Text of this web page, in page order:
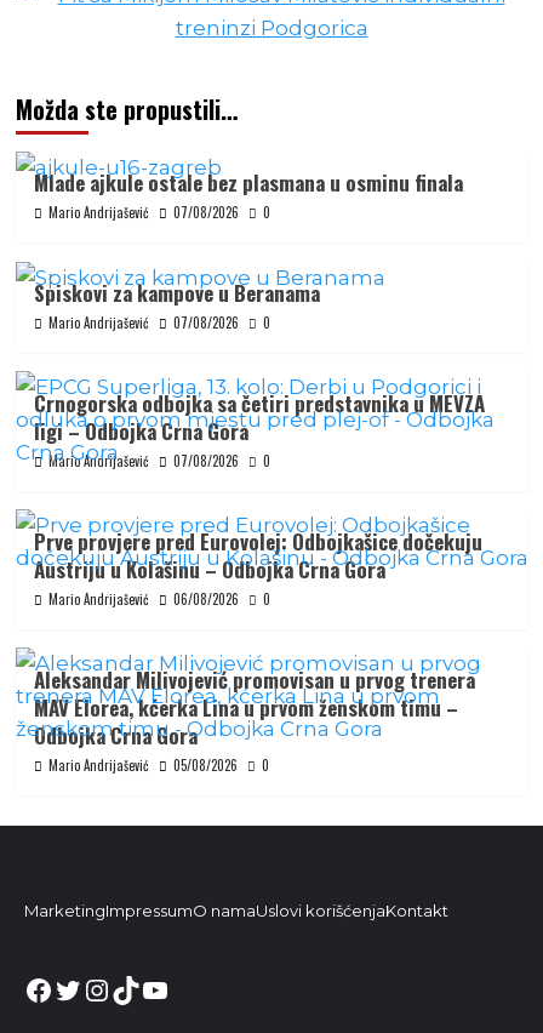
Možda ste propustili…
Mlade ajkule ostale bez plasmana u osminu finala
Mario Andrijašević 07/08/2026 0
Spiskovi za kampove u Beranama
Mario Andrijašević 07/08/2026 0
Crnogorska odbojka sa četiri predstavnika u MEVZA
ligi – Odbojka Crna Gora
Mario Andrijašević 07/08/2026 0
Prve provjere pred Eurovolej: Odbojkašice dočekuju
Austriju u Kolašinu – Odbojka Crna Gora
Mario Andrijašević 06/08/2026 0
Aleksandar Milivojević promovisan u prvog trenera
MAV Elorea, kćerka Lina u prvom ženskom timu –
Odbojka Crna Gora
Mario Andrijašević 05/08/2026 0
MarketingImpressumO namaUslovi korišćenjaKontakt
Facebook
Twitter
Instagram
TikTok
YouTube